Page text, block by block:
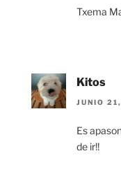
Txema
Kitos
JUNIO
Es
de ir!!